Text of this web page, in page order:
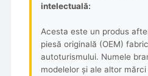
intelectuală:
Acesta este un produs
piesă originală (OEM)
autoturismului. Numele
modelelor și ale altor